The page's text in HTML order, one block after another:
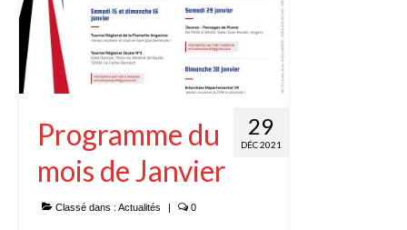
29
DÉC 2021
Programme du
mois de Janvier
Classé dans : Actualités | 0